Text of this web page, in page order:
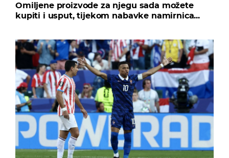
Omiljene proizvode za njegu sada možete
kupiti i usput, tijekom nabavke namirnica...